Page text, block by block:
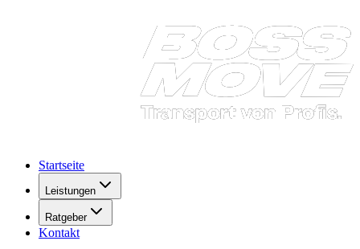
Startseite
Leistungen
Ratgeber
Kontakt